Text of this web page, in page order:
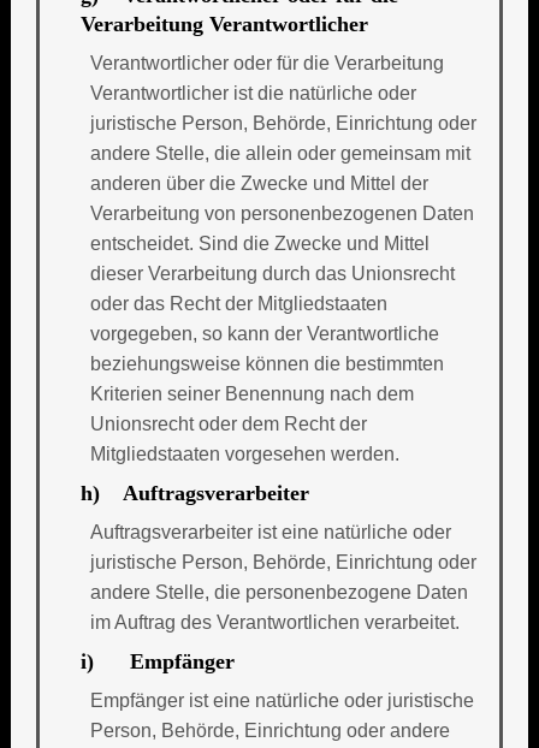
Verarbeitung Verantwortlicher
Verantwortlicher oder für die Verarbeitung
Verantwortlicher ist die natürliche oder
juristische Person, Behörde, Einrichtung oder
andere Stelle, die allein oder gemeinsam mit
anderen über die Zwecke und Mittel der
Verarbeitung von personenbezogenen Daten
entscheidet. Sind die Zwecke und Mittel
dieser Verarbeitung durch das Unionsrecht
oder das Recht der Mitgliedstaaten
vorgegeben, so kann der Verantwortliche
beziehungsweise können die bestimmten
Kriterien seiner Benennung nach dem
Unionsrecht oder dem Recht der
Mitgliedstaaten vorgesehen werden.
h) Auftragsverarbeiter
Auftragsverarbeiter ist eine natürliche oder
juristische Person, Behörde, Einrichtung oder
andere Stelle, die personenbezogene Daten
im Auftrag des Verantwortlichen verarbeitet.
i) Empfänger
Empfänger ist eine natürliche oder juristische
Person, Behörde, Einrichtung oder andere